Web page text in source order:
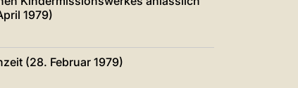
1979)
(28. Februar 1979)